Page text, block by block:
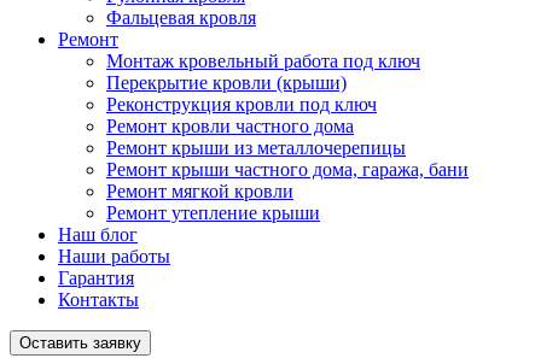
Фальцевая кровля
Ремонт
Монтаж кровельный работа под ключ
Перекрытие кровли (крыши)
Реконструкция кровли под ключ
Ремонт кровли частного дома
Ремонт крыши из металлочерепицы
Ремонт крыши частного дома, гаража, бани
Ремонт мягкой кровли
Ремонт утепление крыши
Наш блог
Наши работы
Гарантия
Контакты
Оставить заявку